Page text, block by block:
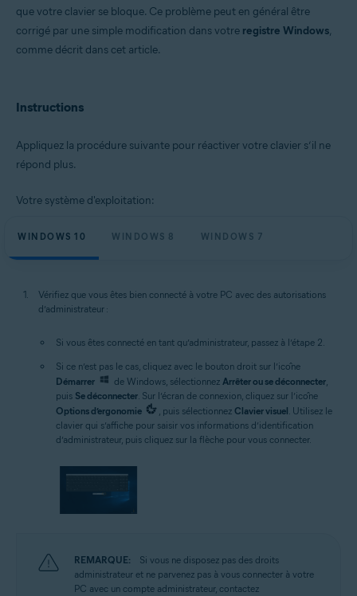
Avast Premium Security 22.x pour Windows
Avast Antivirus Gratuit 22.x pour Windows
Microsoft Windows 10 Famille/Pro/Entreprise/Éducation (32/64 bits)
Microsoft Windows 7 Édition Familiale Basique/Édition Familiale
Premium/Professionnel/Entreprise/Édition Intégrale - Service Pack 1
que votre clavier se bloque. Ce problème peut en général être
corrigé par une simple modification dans votre registre Windows,
comme décrit dans cet article.
Instructions
Appliquez la procédure suivante pour réactiver votre clavier s’il ne
répond plus.
Votre système d'exploitation:
WINDOWS 10 WINDOWS 8 WINDOWS 7
Vérifiez que vous êtes bien connecté à votre PC avec des autorisations
d’administrateur :
Si vous êtes connecté en tant qu’administrateur, passez à l’étape 2.
Si ce n’est pas le cas, cliquez avec le bouton droit sur l’icône
Démarrer
de Windows, sélectionnez Arrêter ou se déconnecter,
puis Se déconnecter. Sur l’écran de connexion, cliquez sur l’icône
Options d’ergonomie
, puis sélectionnez Clavier visuel. Utilisez le
clavier qui s’affiche pour saisir vos informations d’identification
d’administrateur, puis cliquez sur la flèche pour vous connecter.
REMARQUE:
Si vous ne disposez pas des droits
administrateur et ne parvenez pas à vous connecter à votre
PC avec un compte administrateur, contactez